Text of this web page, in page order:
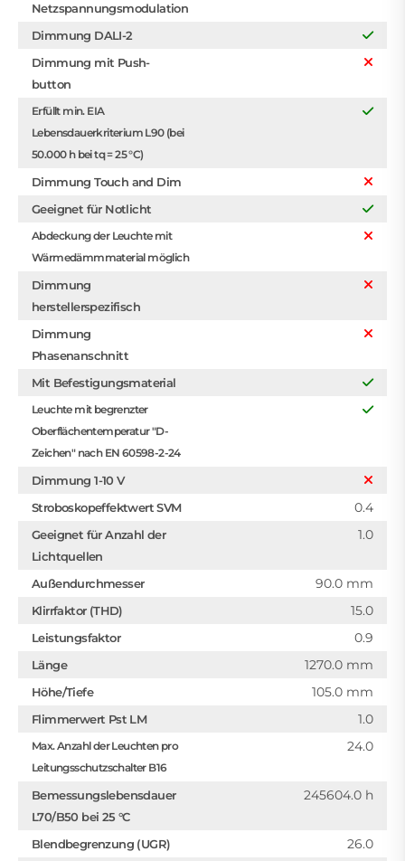
Netzspannungsmodulation
Dimmung DALI-2
Dimmung mit Push-
button
Erfüllt min. EIA
Lebensdauerkriterium L90 (bei
50.000 h bei tq = 25 °C)
Dimmung Touch and Dim
Geeignet für Notlicht
Abdeckung der Leuchte mit
Wärmedämmmaterial möglich
Dimmung
herstellerspezifisch
Dimmung
Phasenanschnitt
Mit Befestigungsmaterial
Leuchte mit begrenzter
Oberflächentemperatur "D-
Zeichen" nach EN 60598-2-24
Dimmung 1-10 V
Stroboskopeffektwert SVM
0.4
Geeignet für Anzahl der
Lichtquellen
1.0
Außendurchmesser 90.0 mm
Klirrfaktor (THD) 15.0
Leistungsfaktor 0.9
Länge 1270.0 mm
Höhe/Tiefe 105.0 mm
Flimmerwert Pst LM 1.0
Max. Anzahl der Leuchten pro
Leitungsschutzschalter B16
24.0
Bemessungslebensdauer
L70/B50 bei 25 °C
245604.0 h
Blendbegrenzung (UGR) 26.0